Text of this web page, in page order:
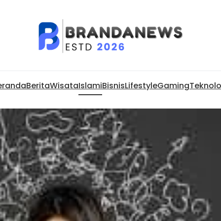
BeritaWisataIslamiBisnisLifestyleGaming